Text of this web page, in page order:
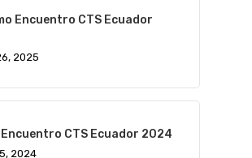
Encuentro CTS Ecuador
2025
CTS Ecuador 2024
2024